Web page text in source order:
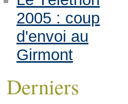
2005 : coup
d'envoi au
Girmont
Derniers